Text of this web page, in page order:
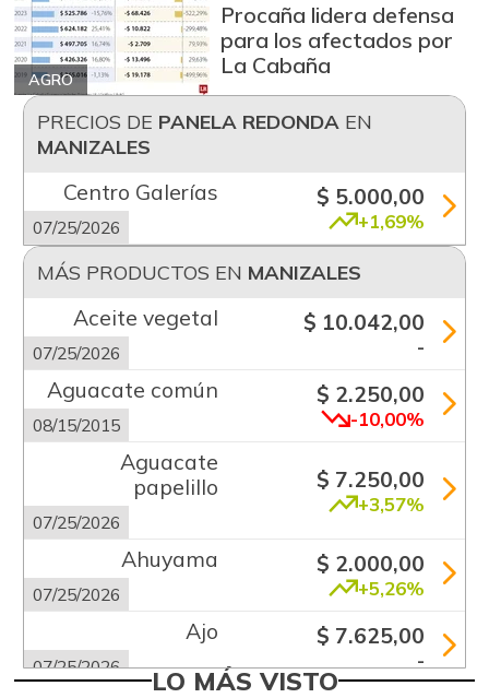
AGRO
Procaña lidera defensa
para los afectados por
La Cabaña
PRECIOS DE PANELA REDONDAEN
MANIZALES
Centro Galerías
07/25/2026
$ 5.000,00
+1,69%
MÁS PRODUCTOS EN MANIZALES
Aceite vegetal
07/25/2026
$ 10.042,00
-
Aguacate común
08/15/2015
$ 2.250,00
-10,00%
Aguacate
papelillo
07/25/2026
$ 7.250,00
+3,57%
Ahuyama
07/25/2026
$ 2.000,00
+5,26%
Ajo
07/25/2026
$ 7.625,00
-
LO MÁS VISTO